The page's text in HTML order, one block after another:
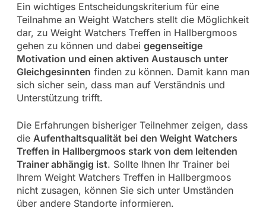
Ein wichtiges Entscheidungskriterium für eine
Teilnahme an Weight Watchers stellt die Möglichkeit
dar, zu Weight Watchers Treffen in Hallbergmoos
gehen zu können und dabei gegenseitige
Motivation und einen aktiven Austausch unter
Gleichgesinnten finden zu können. Damit kann man
sich sicher sein, dass man auf Verständnis und
Unterstützung trifft.
Die Erfahrungen bisheriger Teilnehmer zeigen, dass
die Aufenthaltsqualität bei den Weight Watchers
Treffen in Hallbergmoos stark von dem leitenden
Trainer abhängig ist. Sollte Ihnen Ihr Trainer bei
Ihrem Weight Watchers Treffen in Hallbergmoos
nicht zusagen, können Sie sich unter Umständen
über andere Standorte informieren.